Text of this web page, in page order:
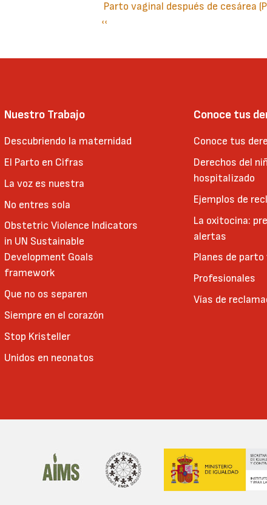
Parto vaginal después de cesárea
Paginación
Página
‹‹
Nuestro Trabajo
Descubriendo la maternidad
El Parto en Cifras
La voz es nuestra
No entres sola
Obstetric Violence Indicators
in UN Sustainable
Development Goals
framework
Que no os separen
Siempre en el corazón
Stop Kristeller
Unidos en neonatos
Conoce tus
Conoce tus
Derechos del
hospitalizado
Ejemplos de
La oxitocina:
alertas
Planes de parto
Profesionales
Vías de